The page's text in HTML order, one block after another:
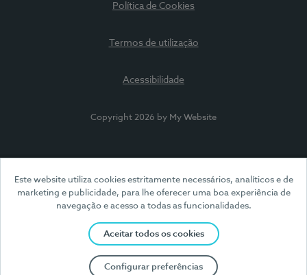
Este website utiliza cookies estritamente necessários, analíticos e de
marketing e publicidade, para lhe oferecer uma boa experiência de
navegação e acesso a todas as funcionalidades.
Aceitar todos os cookies
Configurar preferências
Política de Cookies
Termos de utilização
Acessibilidade
Copyright 2026 by My Website